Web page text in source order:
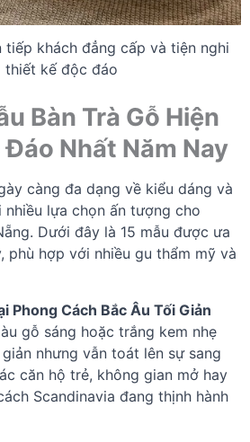
tiếp khách đẳng cấp và tiện nghi
thiết kế độc đáo
Bàn Trà Gỗ Hiện
Nhất Năm Nay
càng đa dạng về kiểu dáng và
nhiều lựa chọn ấn tượng cho
Dưới đây là 15 mẫu được ưa
phù hợp với nhiều gu thẩm mỹ và
Phong Cách Bắc Âu Tối Giản
gỗ sáng hoặc trắng kem nhẹ
nhưng vẫn toát lên sự sang
căn hộ trẻ, không gian mở hay
Scandinavia đang thịnh hành